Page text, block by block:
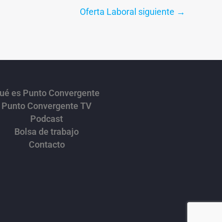
Oferta Laboral siguiente →
es Punto Convergente
Punto Convergente TV
Podcast
Bolsa de trabajo
Contacto